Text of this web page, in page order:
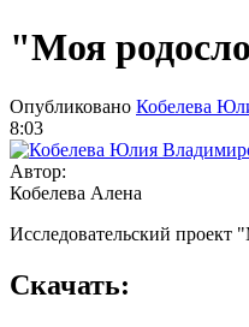
"Моя
Опубликовано Кобелева
8:03
Автор:
Кобелева Алена
Исследовательский проект
Скачать: